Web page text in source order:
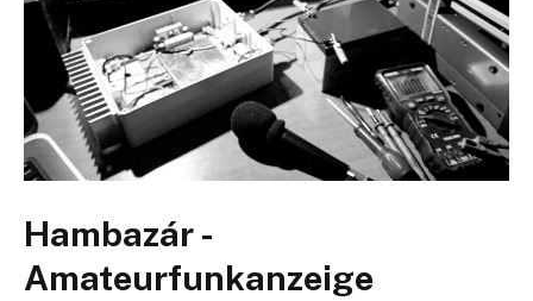
Hambazár -
Amateurfunkanzeige